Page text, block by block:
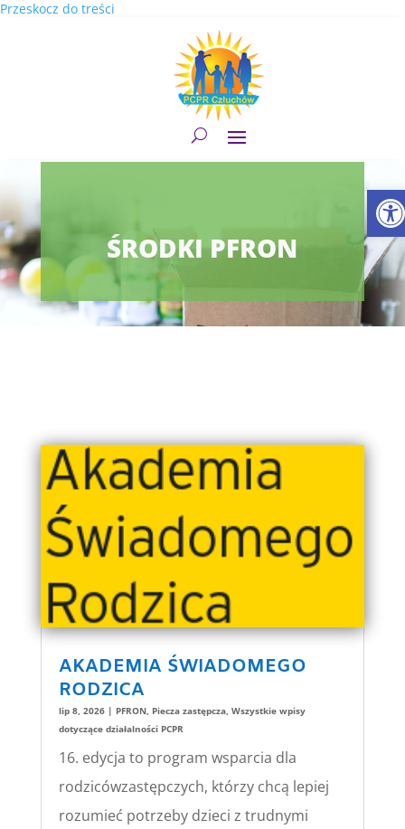
Przeskocz do treści
ŚRODKI PFRON
AKADEMIA ŚWIADOMEGO
RODZICA
lip 8, 2026| PFRON, Piecza zastępcza, Wszystkie wpisy
dotyczące działalności PCPR
16. edycja to program wsparcia dla
rodzicówzastępczych, którzy chcą lepiej
rozumieć potrzeby dzieci z trudnymi